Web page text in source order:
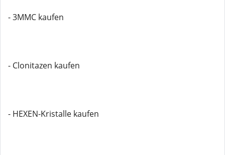
- 3MMC kaufen
- Clonitazen kaufen
- HEXEN-Kristalle kaufen